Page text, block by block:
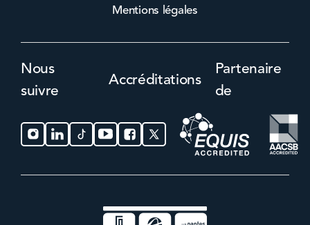
Mentions légales
Nous
suivre
Accréditations
Partenaire
de